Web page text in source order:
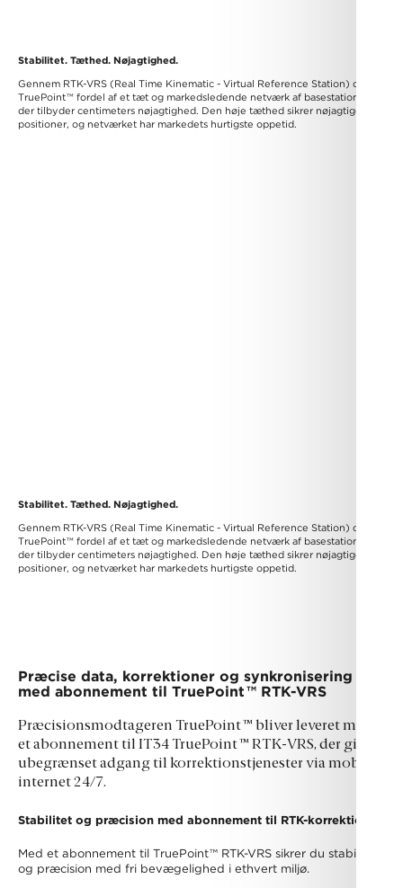
Stabilitet. Tæthed. Nøjagtighed.
Gennem RTK-VRS (Real Time Kinematic - Virtual Reference Station) drager
TruePoint™ fordel af et tæt og markedsledende netværk af basestationer,
der tilbyder centimeters nøjagtighed. Den høje tæthed sikrer nøjagtige
positioner, og netværket har markedets hurtigste oppetid.
Stabilitet. Tæthed. Nøjagtighed.
Gennem RTK-VRS (Real Time Kinematic - Virtual Reference Station) drager
TruePoint™ fordel af et tæt og markedsledende netværk af basestationer,
der tilbyder centimeters nøjagtighed. Den høje tæthed sikrer nøjagtige
positioner, og netværket har markedets hurtigste oppetid.
Præcise data, korrektioner og synkronisering
med abonnement til TruePoint™RTK-VRS
Præcisionsmodtageren TruePoint ™ bliver leveret med
et abonnement til IT34 TruePoint ™ RTK-VRS, der giver
ubegrænset adgang til korrektionstjenester via mobilt
internet 24/7.
Stabilitet og præcision med abonnement til RTK-korrektioner
Med et abonnement til TruePoint™ RTK-VRS sikrer du stabilitet
og præcision med fri bevægelighed i ethvert miljø.